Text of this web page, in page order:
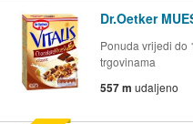
Dr.Oetker
Ponuda vrijedi do
trgovinama
557 m udaljeno